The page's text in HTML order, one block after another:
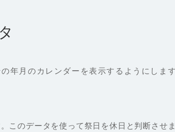
年月のカレンダーを表示するようにします
このデータを使って祭日を休日と判断させ